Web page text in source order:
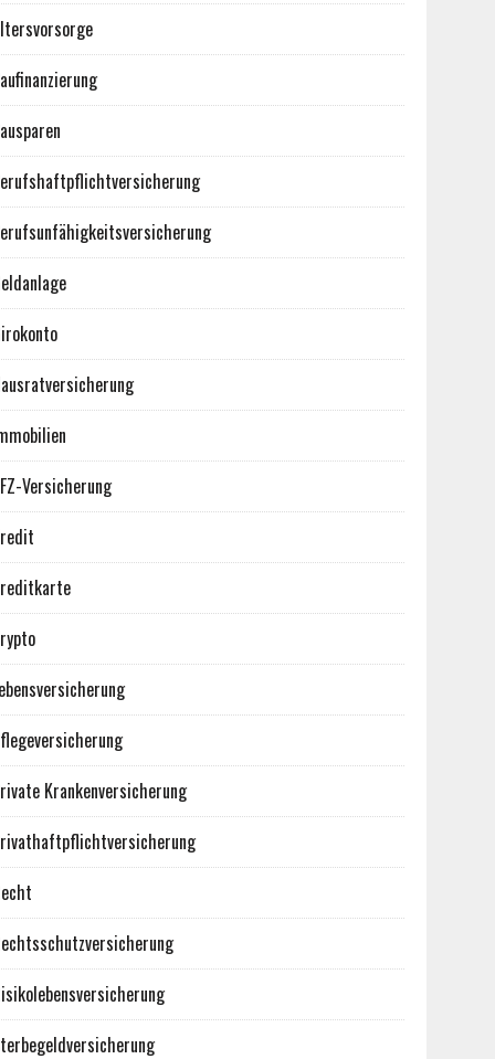
Versicherung
Krankenversicherung